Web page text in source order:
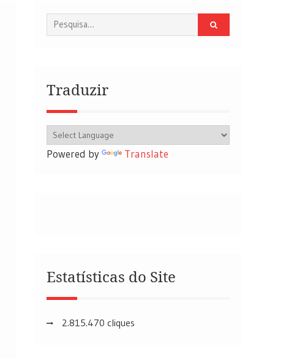
Procurar
por:
Traduzir
Powered by Translate
Estatísticas do Site
2.815.470 cliques